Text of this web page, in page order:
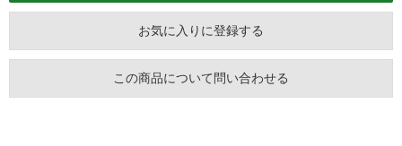
お気に入りに登録する
この商品について問い合わせる